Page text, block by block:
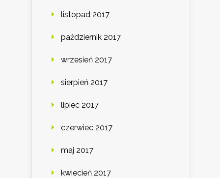
listopad 2017
październik 2017
wrzesień 2017
sierpień 2017
lipiec 2017
czerwiec 2017
maj 2017
kwiecień 2017